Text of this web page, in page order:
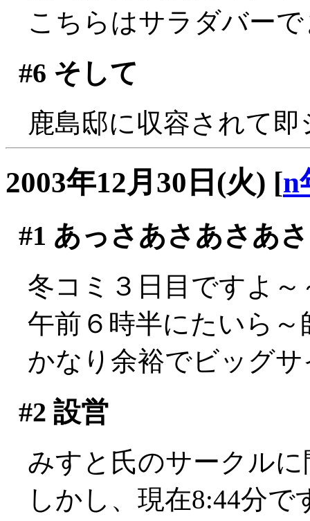
こちらはサラダバー
#6 そして
鹿島邸に収容されて
2003年12月30日(火) [n
#1 あっさあさあさあ
冬コミ３日目ですよ
午前６時半にたいら
かなり余裕でビッグ
#2 設営
みすと氏のサークル
しかし、現在8:44分